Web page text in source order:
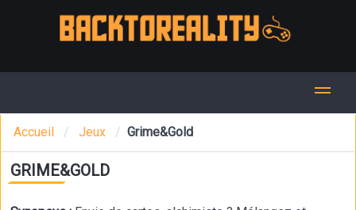
Accueil Jeux Grime&Gold
GRIME&GOLD